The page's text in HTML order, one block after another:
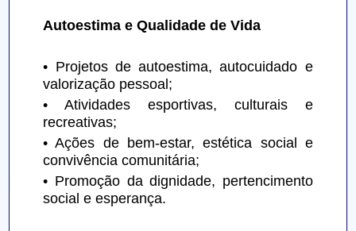
Autoestima e Qualidade de Vida
• Projetos de autoestima, autocuidado e
valorização pessoal;
• Atividades esportivas, culturais e
recreativas;
• Ações de bem-estar, estética social e
convivência comunitária;
• Promoção da dignidade, pertencimento
social e esperança.